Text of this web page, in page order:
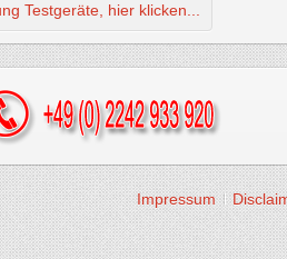
Testgeräte, hier klicken...
Impressum